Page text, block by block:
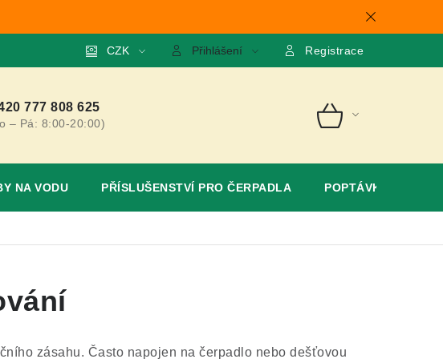
Reklamace O nás GDPR Poptávka
CZK Přihlášení Registrace
777 808 625
– Pá: 8:00-20:00)
NÁKUPNÍ
NA VODU PŘÍSLUŠENSTVÍ PRO ČERPADLA POPTÁVKA
zásahu. Často napojen na čerpadlo nebo dešťovou